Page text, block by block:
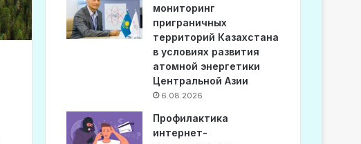
мониторинг
приграничных
территорий Казахстана
в условиях развития
атомной энергетики
Центральной Азии
6.08.2026
Профилактика
интернет-